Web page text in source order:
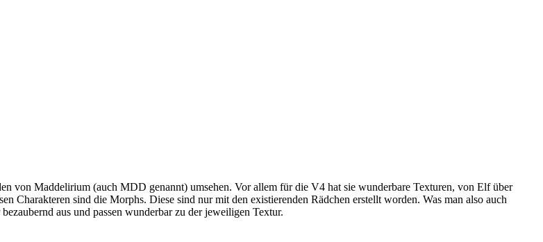
von Maddelirium (auch MDD genannt) umsehen. Vor allem für die V4 hat sie wunderbare Texturen, von Elf über
Charakteren sind die Morphs. Diese sind nur mit den existierenden Rädchen erstellt worden. Was man also auch
aus und passen wunderbar zu der jeweiligen Textur.